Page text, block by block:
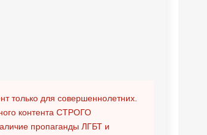
только для совершеннолетних.
контента СТРОГО
пропаганды ЛГБТ и